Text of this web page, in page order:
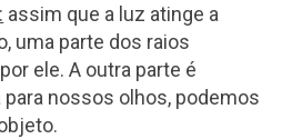
assim que a luz atinge a
uma parte dos raios
ele. A outra parte é
nossos olhos, podemos